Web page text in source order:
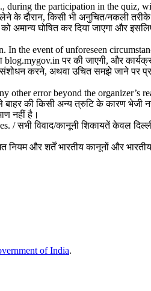
during the participation in the quiz,
के दौरान, किसी भी अनुचित/नकली
अमान्य घोषित कर दिया जाएगा और
the event of unforeseen
blog.mygov.in पर की जाएगी, और
करने, अथवा उचित समझे जाने पर
other error beyond the organizer’s
की किसी अन्य त्रुटि के कारण भेजी
नहीं है।
/ सभी विवाद/कानूनी शिकायतें केवल
और शर्तें भारतीय कानूनों और
of India.